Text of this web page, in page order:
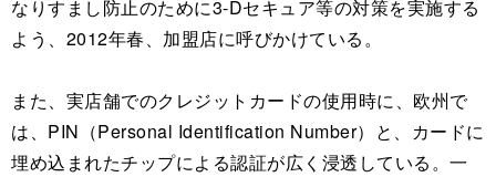
なりすまし防止のために3-Dセキュア等の対策を実施する
よう、2012年春、加盟店に呼びかけている。
また、実店舗でのクレジットカードの使用時に、欧州で
は、PIN（Personal Identification Number）と、カードに
埋め込まれたチップによる認証が広く浸透している。一